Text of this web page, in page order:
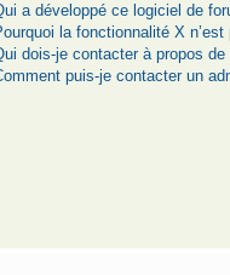
a développé ce logiciel de
la fonctionnalité X
dois-je contacter à propos de
puis-je contacter un